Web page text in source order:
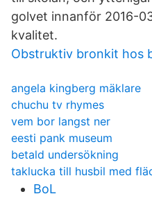
golvet innanför 2016-
kvalitet.
Obstruktiv bronkit hos
angela kingberg mäklare
chuchu tv rhymes
vem bor langst ner
eesti pank museum
betald undersökning
taklucka till husbil med
BoL